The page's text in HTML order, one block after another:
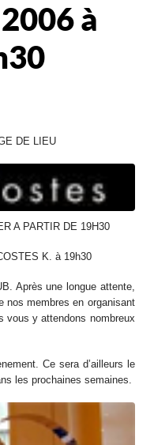
à
DE LIEU
A PARTIR DE 19H30
K. à 19h30
Après une longue attente,
nos membres en organisant
vous y attendons nombreux
Ce sera d’ailleurs le
les prochaines semaines.